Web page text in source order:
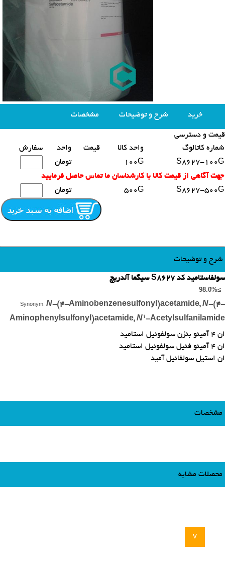
v
خرید شرح و توضیحات مشخصات
محصولات مشابه
قیمت و دسترسی
شماره کاتالوگ
واحد کالا قیمت واحد
سفارش
S8627-100G
100G
تومان
جهت آگاهی از قیمت کالا با کارشناسان ما تماس حاصل فرمایید
S8627-500G
500G تومان
شرح و توضیحات
سولفاستامید کد S8627 سیگما آلدریچ
≥98.0%
Synonym: N-(4-Aminobenzenesulfonyl)acetamide,N-(4-
Aminophenylsulfonyl)acetamide,N 1 -Acetylsulfanilamide
ان 4 آمینو بنزن سولفونیل استامید
ان 4 آمینو فنیل سولفونیل استامید
ان استیل سولفانیل آمید
مشخصات
محصلات مشابه